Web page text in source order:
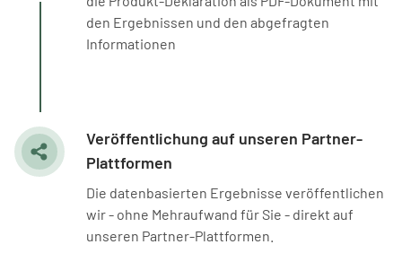
den Ergebnissen und den abgefragten
Informationen
Veröffentlichung auf unseren Partner-
Plattformen
Die datenbasierten Ergebnisse veröffentlichen
wir - ohne Mehraufwand für Sie - direkt auf
unseren Partner-Plattformen.